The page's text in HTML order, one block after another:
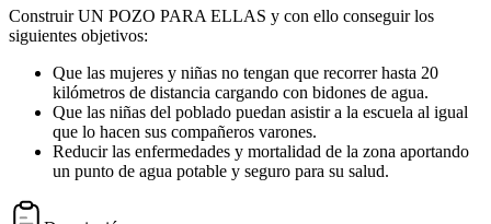
Construir UN POZO PARA ELLAS y con ello conseguir los
siguientes objetivos:
Que las mujeres y niñas no tengan que recorrer hasta 20
kilómetros de distancia cargando con bidones de agua.
Que las niñas del poblado puedan asistir a la escuela al igual
que lo hacen sus compañeros varones.
Reducir las enfermedades y mortalidad de la zona aportando
un punto de agua potable y seguro para su salud.